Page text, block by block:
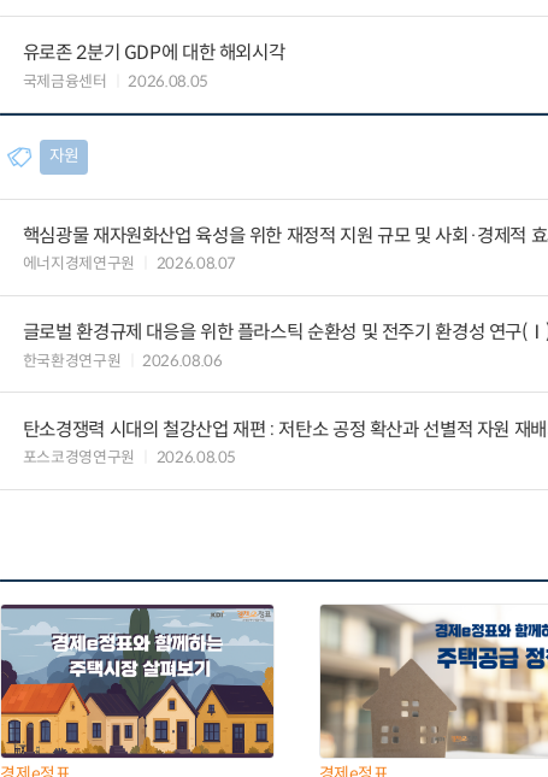
유로존 2분기 GDP에 대한 해외시각
국제금융센터 2026.08.05
자원
핵심광물 재자원화산업 육성을 위한 재정적 지원 규모 및 사회·경제적
에너지경제연구원 2026.08.07
글로벌 환경규제 대응을 위한 플라스틱 순환성 및 전주기 환경성 연구
한국환경연구원 2026.08.06
탄소경쟁력 시대의 철강산업 재편 : 저탄소 공정 확산과 선별적 자원 재
포스코경영연구원 2026.08.05